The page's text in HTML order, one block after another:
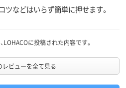
ツなどはいらず簡単に押せます。
に投稿された内容です。
レビューを全て見る